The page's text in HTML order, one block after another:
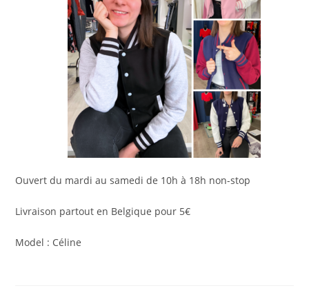
Ouvert du mardi au samedi de 10h à 18h non-stop
Livraison partout en Belgique pour 5€
Model : Céline